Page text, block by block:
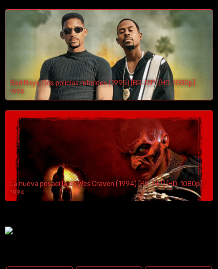
Bad Boys: Dos policías rebeldes (1995) [BR-RIP] [HD-1080p]
1995
1080p/720p
La nueva pesadilla de Wes Craven (1994) [BR-RIP] [HD-1080p]
1994
1080p/720p